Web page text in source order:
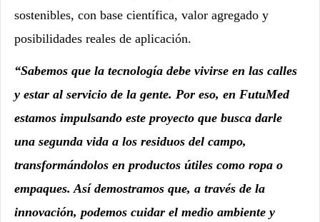
sostenibles, con base científica, valor agregado y
posibilidades reales de aplicación.
“Sabemos que la tecnología debe vivirse en las calles
y estar al servicio de la gente. Por eso, en FutuMed
estamos impulsando este proyecto que busca darle
una segunda vida a los residuos del campo,
transformándolos en productos útiles como ropa o
empaques. Así demostramos que, a través de la
innovación, podemos cuidar el medio ambiente y